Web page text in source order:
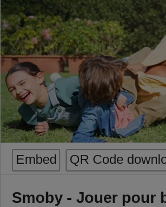
Embed QR Code
Smoby - Jouer pour